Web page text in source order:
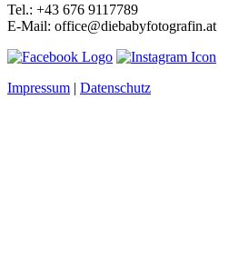
Tel.: +43 676 9117789
E-Mail: office@diebabyfotografin.at
Impressum | Datenschutz